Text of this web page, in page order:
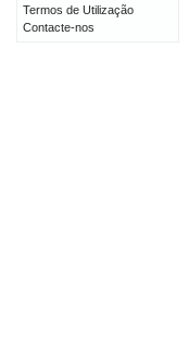
Termos de Utilização
Contacte-nos